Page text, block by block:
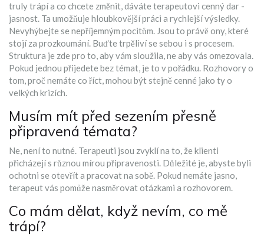
truly trápí a co chcete změnit, dáváte terapeutovi cenný dar -
jasnost. Ta umožňuje hloubkovější práci a rychlejší výsledky.
Nevyhýbejte se nepříjemným pocitům. Jsou to právě ony, které
stojí za prozkoumání. Buďte trpěliví se sebou i s procesem.
Struktura je zde pro to, aby vám sloužila, ne aby vás omezovala.
Pokud jednou přijedete bez témat, je to v pořádku. Rozhovory o
tom, proč nemáte co říct, mohou být stejně cenné jako ty o
velkých krizích.
Musím mít před sezením přesně
připravená témata?
Ne, není to nutné. Terapeuti jsou zvyklí na to, že klienti
přicházejí s různou mírou připravenosti. Důležité je, abyste byli
ochotni se otevřít a pracovat na sobě. Pokud nemáte jasno,
terapeut vás pomůže nasměrovat otázkami a rozhovorem.
Co mám dělat, když nevím, co mě
trápí?